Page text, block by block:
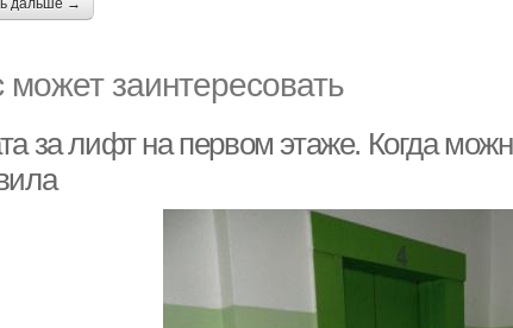
дальше →
может заинтересовать
за лифт на первом этаже. Когда